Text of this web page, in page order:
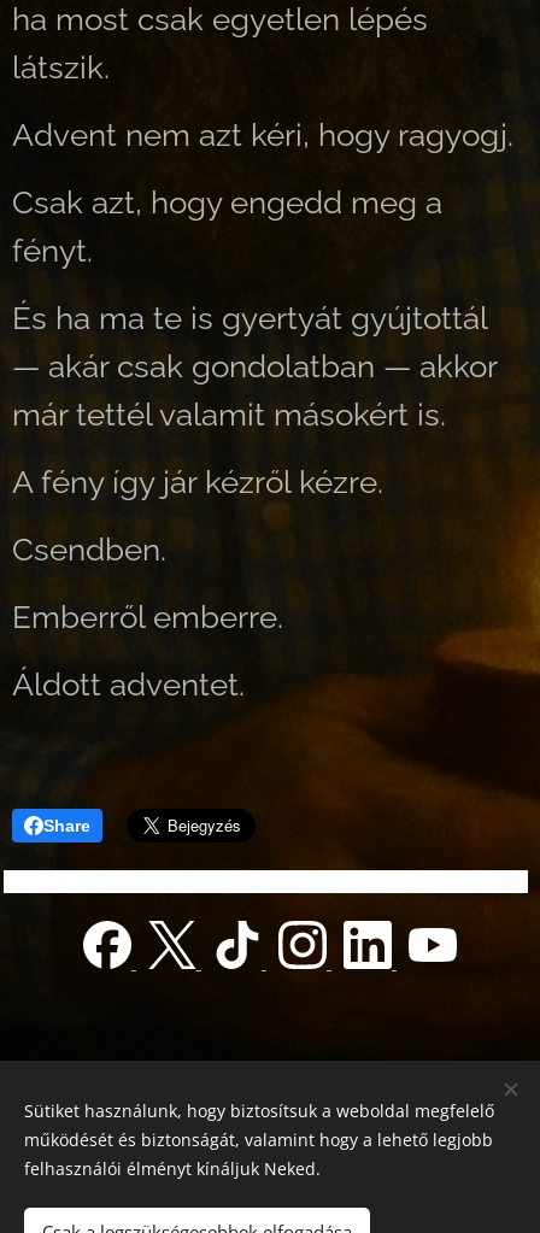
ha most csak egyetlen lépés
látszik.
Advent nem azt kéri, hogy ragyogj.
Csak azt, hogy engedd meg a
fényt.
És ha ma te is gyertyát gyújtottál
— akár csak gondolatban — akkor
már tettél valamit másokért is.
A fény így jár kézről kézre.
Csendben.
Emberről emberre.
Áldott adventet. 🕯️
Share
Sütiket használunk, hogy biztosítsuk a weboldal megfelelő
működését és biztonságát, valamint hogy a lehető legjobb
felhasználói élményt kínáljuk Neked.